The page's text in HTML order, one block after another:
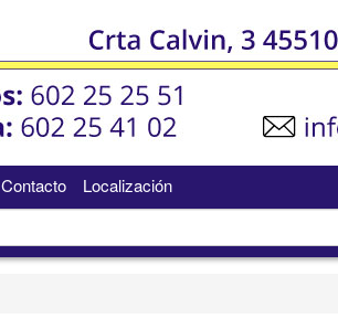
Contacto Localización